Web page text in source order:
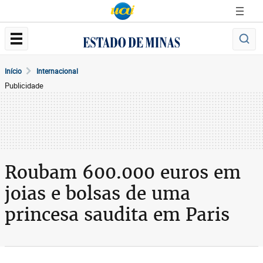
Início Internacional
Publicidade
Roubam 600.000 euros em
joias e bolsas de uma
princesa saudita em Paris